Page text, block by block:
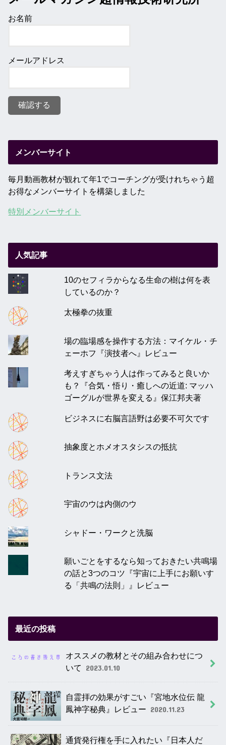
お名前
メールアドレス
メンバーサイト
毎月動画教材が観れて年1でコーチングが受けれちゃう超
お得なメンバーサイトを構築しました
特別メンバーサイト
人気記事
10のセフィラからなる生命の樹は何を表
しているのか？
太極拳の抜重
場の臨場感を操作する方法：マイケル・チ
ェーホフ『演技者へ』レビュー
考えすぎちゃう人は作ってみると良いか
も？『合気・悟り・癒しへの近道: マッハ
ゴーグルが世界を変える』保江邦夫著
ビジネスに右脳言語野は必要不可欠です
抽象度とホメオスタシスの抵抗
トランス文法
宇宙のウは内側のウ
シャドー・ワークと洗脳
願いごとをするなら知っておきたい共鳴場
の話と3つのコツ『宇宙に上手にお願いす
る「共鳴の法則」』レビュー
最近の投稿
オススメの教材とその組み合わせにつ
いて
2023.01.10
自霊拝の効果がすごい『宮地水位伝 龍
鳳神字秘典』レビュー 2020.11.23
通貨発行権を手に入れたい『日本人だ